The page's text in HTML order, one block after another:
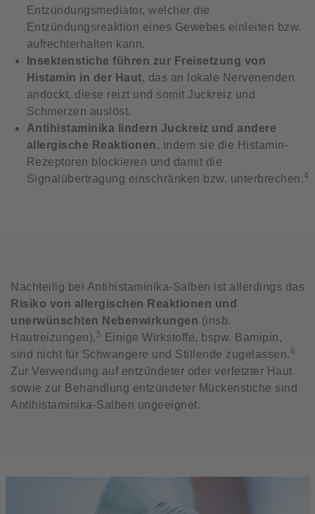
Entzündungsmediator, welcher die
Entzündungsreaktion eines Gewebes einleiten bzw.
aufrechterhalten kann.
Insektenstiche führen zur Freisetzung von
Histamin in der Haut, das an lokale Nervenenden
andockt, diese reizt und somit Juckreiz und
Schmerzen auslöst.
Antihistaminika lindern Juckreiz und andere
allergische Reaktionen, indem sie die Histamin-
Rezeptoren blockieren und damit die
Signalübertragung einschränken bzw. unterbrechen.4
Nachteilig bei Antihistaminika-Salben ist allerdings das
Risiko von allergischen Reaktionen und
unerwünschten Nebenwirkungen (insb.
Hautreizungen).5
Einige Wirkstoffe, bspw. Bamipin,
sind nicht für Schwangere und Stillende zugelassen.6
Zur Verwendung auf entzündeter oder verletzter Haut
sowie zur Behandlung entzündeter Mückenstiche sind
Antihistaminika-Salben ungeeignet.